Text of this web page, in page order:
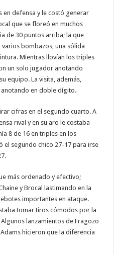
en defensa y le costó generar
que se floreó en muchos
de 30 puntos arriba; la que
bombazos, una sólida
Mientras llovían los triples
un solo jugador anotando
equipo. La visita, además,
en doble dígito.
cifras en el segundo cuarto. A
rival y en su aro le costaba
8 de 16 en triples en los
el segundo chico 27-17 para irse
más ordenado y efectivo;
y Brocal lastimando en la
importantes en ataque.
tomar tiros cómodos por la
lanzamientos de Fragozo
hicieron que la diferencia